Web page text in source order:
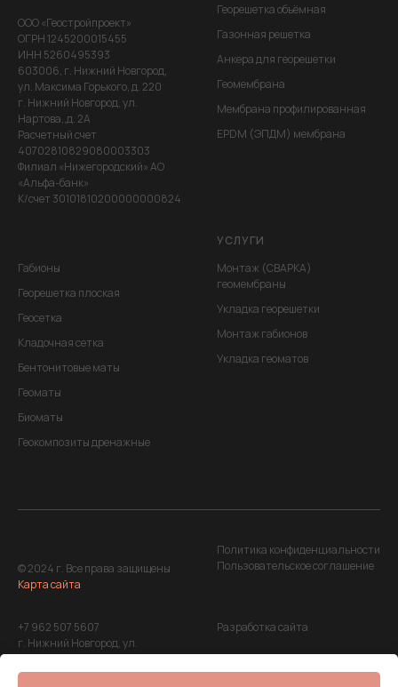
ООО «Геостройпроект»
ОГРН 1245200015455
ИНН 5260495393
603006, г. Нижний Новгород,
ул. Максима Горького, д. 220
г. Нижний Новгород, ул.
Нартова,,д. 2А
Расчетный счет
40702810829080003303
Филиал «Нижегородский» АО
«Альфа-банк»
К/счет 30101810200000000824
Георешетка объёмная
Газонная решетка
Анкера для георешетки
Геомембрана
Мембрана профилированная
EPDM (ЭПДМ) мембрана
Габионы
Георешетка плоская
Геосетка
Кладочная сетка
Бентонитовые маты
Геоматы
Биоматы
Геокомпозиты дренажные
УСЛУГИ
Монтаж (СВАРКА)
геомембраны
Укладка георешетки
Монтаж габионов
Укладка геоматов
© 2024 г. Все права защищены
Карта сайта
Политика конфиденциальности
Пользовательское соглашение
+7 962 507 5607
г. Нижний Новгород, ул.
Максима Горького, д. 220
Разработка сайта